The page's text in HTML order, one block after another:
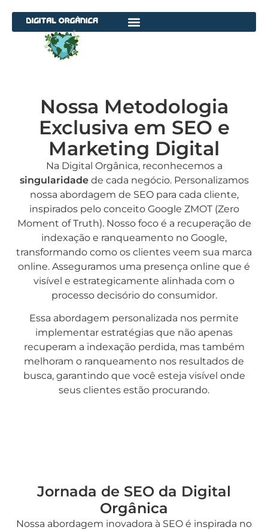
Nossa Metodologia
Exclusiva em SEO e
Marketing Digital
Na Digital Orgânica, reconhecemos a
singularidadede cada negócio. Personalizamos
nossa abordagem de SEO para cada cliente,
inspirados pelo conceito Google ZMOT (Zero
Moment of Truth). Nosso foco é a recuperação de
indexação e ranqueamento no Google,
transformando como os clientes veem sua marca
online. Asseguramos uma presença online que é
visível e estrategicamente alinhada com o
processo decisório do consumidor.
Essa abordagem personalizada nos permite
implementar estratégias que não apenas
recuperam a indexação perdida, mas também
melhoram o ranqueamento nos resultados de
busca, garantindo que você esteja visível onde
seus clientes estão procurando.
Jornada de SEO da Digital
Orgânica
Nossa abordagem inovadora à SEO é inspirada no